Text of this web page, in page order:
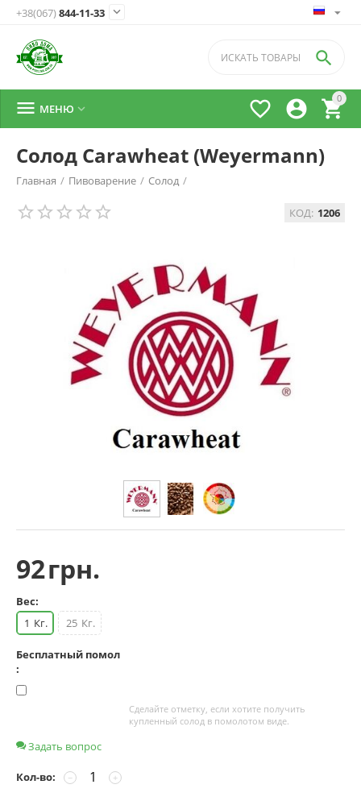
+38(067)844-11-33 
0




 МЕНЮ 
Солод Carawheat (Weyermann)
Главная / Пивоварение / Солод /
КОД: 1206
92грн.
Вес:
1 Кг. 25 Кг.
Бесплатный помол
:
Сделайте отметку, если хотите получить
купленный солод в помолотом виде.
Задать вопрос
Кол-во: +
−